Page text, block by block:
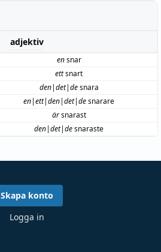
adjektiv
ensnar
ettsnart
den|det|desnara
en|ett|den|det|desnarare
ärsnarast
den|det|desnaraste
Skapa konto
Logga in